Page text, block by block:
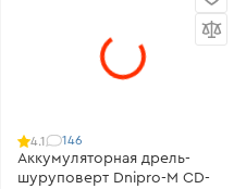
4.1 146
Аккумуляторная дрель-
шуруповерт Dnipro-M CD-